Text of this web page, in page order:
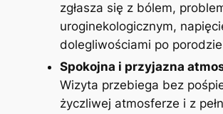
zgłasza się z bólem,
uroginekologicznym,
dolegliwościami po
Spokojna i przyjazna
Wizyta przebiega bez
życzliwej atmosferze i z